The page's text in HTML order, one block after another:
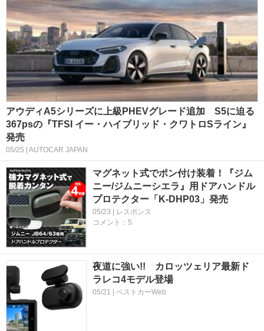
アウディA5シリーズに上級PHEVグレード追加 S5に迫る
367psの『TFSI イー・ハイブリッド・クワトロSライン』
発売
05/25 | AUTOCAR JAPAN
マグネット式でポン付け装着！『ジム
ニー/ジムニーシエラ』用ドアハンドル
プロテクター「K-DHP03」発売
05/23 | レスポンス
コメント：5
夜道に強い!! カロッツェリア最新ド
ラレコ4モデル登場
05/21 | ベストカーWeb